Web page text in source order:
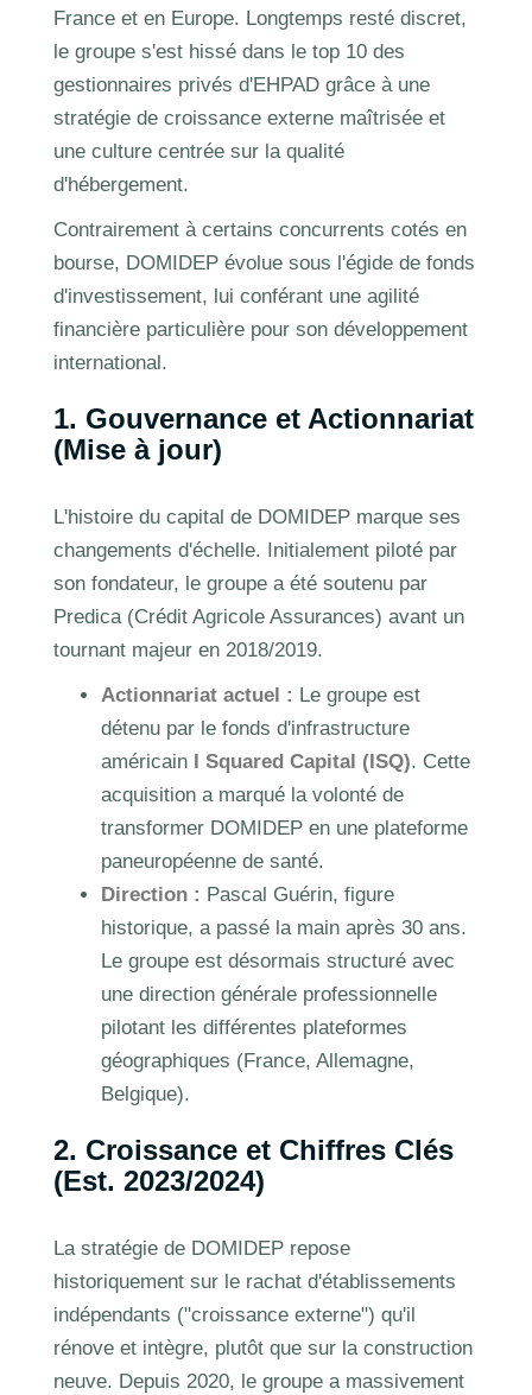
France et en Europe. Longtemps resté discret,
le groupe s'est hissé dans le top 10 des
gestionnaires privés d'EHPAD grâce à une
stratégie de croissance externe maîtrisée et
une culture centrée sur la qualité
d'hébergement.
Contrairement à certains concurrents cotés en
bourse, DOMIDEP évolue sous l'égide de fonds
d'investissement, lui conférant une agilité
financière particulière pour son développement
international.
1. Gouvernance et Actionnariat
(Mise à jour)
L'histoire du capital de DOMIDEP marque ses
changements d'échelle. Initialement piloté par
son fondateur, le groupe a été soutenu par
Predica (Crédit Agricole Assurances) avant un
tournant majeur en 2018/2019.
Actionnariat actuel : Le groupe est
détenu par le fonds d'infrastructure
américain I Squared Capital (ISQ). Cette
acquisition a marqué la volonté de
transformer DOMIDEP en une plateforme
paneuropéenne de santé.
Direction : Pascal Guérin, figure
historique, a passé la main après 30 ans.
Le groupe est désormais structuré avec
une direction générale professionnelle
pilotant les différentes plateformes
géographiques (France, Allemagne,
Belgique).
2. Croissance et Chiffres Clés
(Est. 2023/2024)
La stratégie de DOMIDEP repose
historiquement sur le rachat d'établissements
indépendants ("croissance externe") qu'il
rénove et intègre, plutôt que sur la construction
neuve. Depuis 2020, le groupe a massivement